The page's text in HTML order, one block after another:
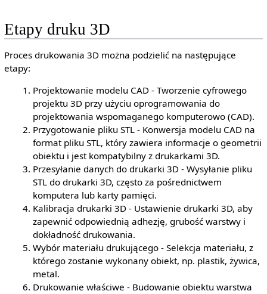
Etapy druku 3D
Proces drukowania 3D można podzielić na następujące
etapy:
Projektowanie modelu CAD - Tworzenie cyfrowego
projektu 3D przy użyciu oprogramowania do
projektowania wspomaganego komputerowo (CAD).
Przygotowanie pliku STL - Konwersja modelu CAD na
format pliku STL, który zawiera informacje o geometrii
obiektu i jest kompatybilny z drukarkami 3D.
Przesyłanie danych do drukarki 3D - Wysyłanie pliku
STL do drukarki 3D, często za pośrednictwem
komputera lub karty pamięci.
Kalibracja drukarki 3D - Ustawienie drukarki 3D, aby
zapewnić odpowiednią adhezję, grubość warstwy i
dokładność drukowania.
Wybór materiału drukującego - Selekcja materiału, z
którego zostanie wykonany obiekt, np. plastik, żywica,
metal.
Drukowanie właściwe - Budowanie obiektu warstwa